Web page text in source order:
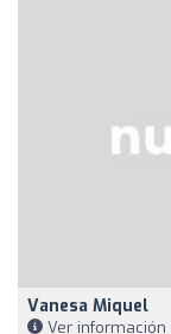
Vanesa Miquel
Ver